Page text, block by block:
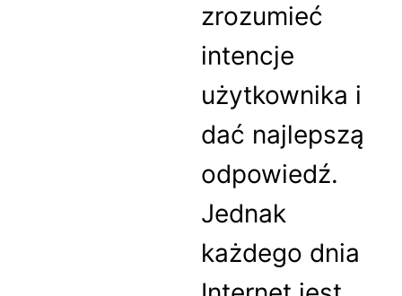
zrozumieć
intencje
użytkownika i
dać najlepszą
odpowiedź.
Jednak
każdego dnia